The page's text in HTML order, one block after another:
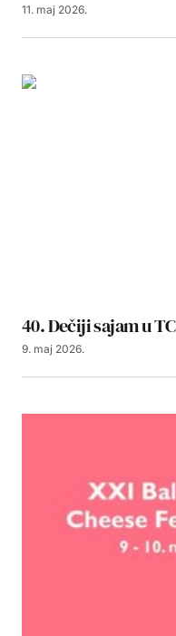
11. maj 2026.
40. Dečiji sajam u
9. maj 2026.